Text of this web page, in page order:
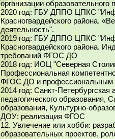
организации образовательного
2020 год: ГБУ ДППО ЦПКС
Красногвардейского района.
деятельность".
2019 год: ГБУ ДППО ЦПКС
Красногвардейского района.
требований ФГОС ДО
2018 год: ИОЦ "Северная
Профессиональная
ФГОС ДО и профессиональным
2014 год: Санкт-Петербургская
педагогического образования,
образования, Культурно-
ДОУ: реализация ФГОС
12. Увлечение или хобби:
образовательных проектов,